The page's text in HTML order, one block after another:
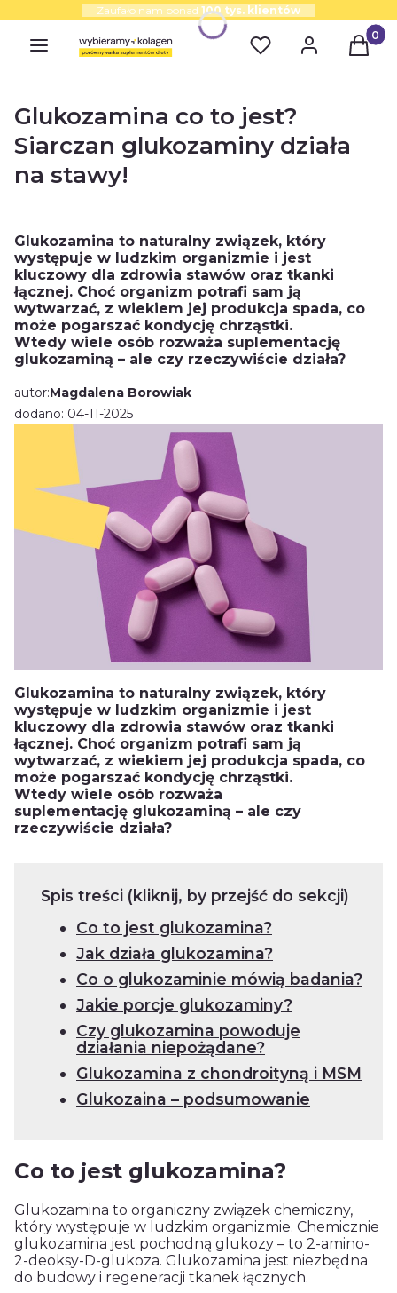
Zaufało nam ponad 100 tys. klientów
Glukozamina co to jest?
Siarczan glukozaminy działa
na stawy!
Glukozamina to naturalny związek, który
występuje w ludzkim organizmie i jest
kluczowy dla zdrowia stawów oraz tkanki
łącznej. Choć organizm potrafi sam ją
wytwarzać, z wiekiem jej produkcja spada, co
może pogarszać kondycję chrząstki.
Wtedy wiele osób rozważa suplementację
glukozaminą – ale czy rzeczywiście działa?
autor:Magdalena Borowiak
dodano: 04-11-2025
Glukozamina to naturalny związek, który
występuje w ludzkim organizmie i jest
kluczowy dla zdrowia stawów oraz tkanki
łącznej. Choć organizm potrafi sam ją
wytwarzać, z wiekiem jej produkcja spada, co
może pogarszać kondycję chrząstki.
Wtedy wiele osób rozważa
suplementację glukozaminą – ale czy
rzeczywiście działa?
Spis treści (kliknij, by przejść do sekcji)
Co to jest glukozamina?
Jak działa glukozamina?
Co o glukozaminie mówią badania?
Jakie porcje glukozaminy?
Czy glukozamina powoduje
działania niepożądane?
Glukozamina z chondroityną i MSM
Glukozaina – podsumowanie
Co to jest glukozamina?
Glukozamina to organiczny związek chemiczny,
który występuje w ludzkim organizmie. Chemicznie
glukozamina jest pochodną glukozy – to 2-amino-
2-deoksy-D-glukoza. Glukozamina jest niezbędna
do budowy i regeneracji tkanek łącznych.